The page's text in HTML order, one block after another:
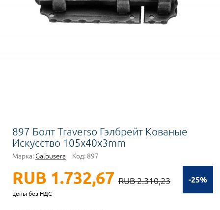
897 Болт Traverso Гэлбрейт Кованые
Искусство 105x40x3mm
Марка: Galbusera Код: 897
-25%
RUB 1.732,67 RUB 2.310,23
цены без НДС